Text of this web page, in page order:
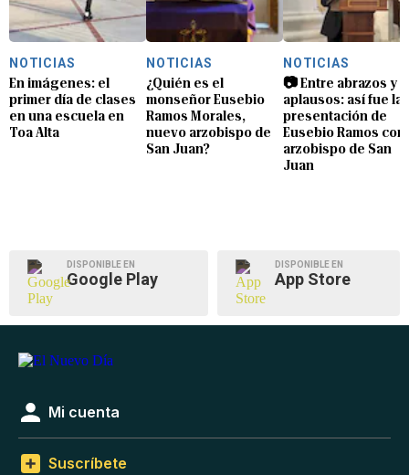
NOTICIAS
En imágenes: el
primer día de clases
en una escuela en
Toa Alta
NOTICIAS
¿Quién es el
monseñor Eusebio
Ramos Morales,
nuevo arzobispo de
San Juan?
NOTICIAS
📷 Entre abrazos y
aplausos: así fue la
presentación de
Eusebio Ramos
arzobispo de San
Juan
DISPONIBLE EN
Google Play
DISPONIBLE EN
App Store
Mi cuenta
Suscríbete